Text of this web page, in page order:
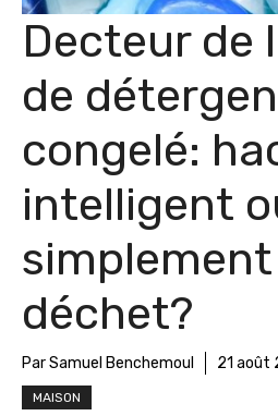
Decteur de
de
congelé:
intelligent
déchet?
Par Samuel Benchemoul 21 août
MAISON